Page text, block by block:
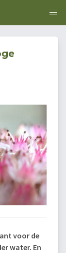
voor de
water. En